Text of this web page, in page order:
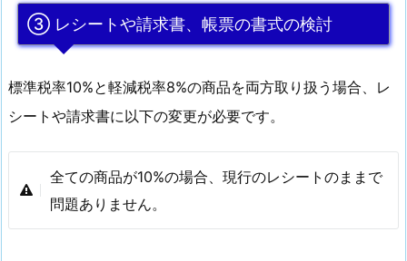
③ レシートや請求書、帳票の書式の検討
標準税率10%と軽減税率8%の商品を両方取り扱う場合、レ
シートや請求書に以下の変更が必要です。
全ての商品が10%の場合、現行のレシートのままで
問題ありません。